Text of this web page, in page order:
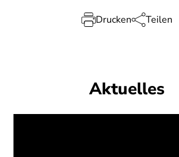
Drucken Teilen
Aktuelles